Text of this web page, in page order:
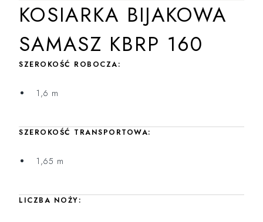
KOSIARKA BIJAKOWA
SAMASZ KBRP 160
SZEROKOŚĆ ROBOCZA:
1,6 m
SZEROKOŚĆ TRANSPORTOWA:
1,65 m
LICZBA NOŻY: